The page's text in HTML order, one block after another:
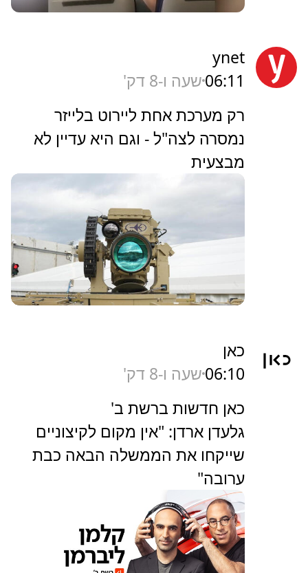
ynet
06:11שעה ו-8 דק'
רק מערכת אחת ליירוט בלייזר
נמסרה לצה"ל - וגם היא עדיין לא
מבצעית
כאן
06:10שעה ו-8 דק'
כאן חדשות ברשת ב'
גלעדן ארדן: "אין מקום לקיצוניים
שייקחו את הממשלה הבאה כבת
ערובה"